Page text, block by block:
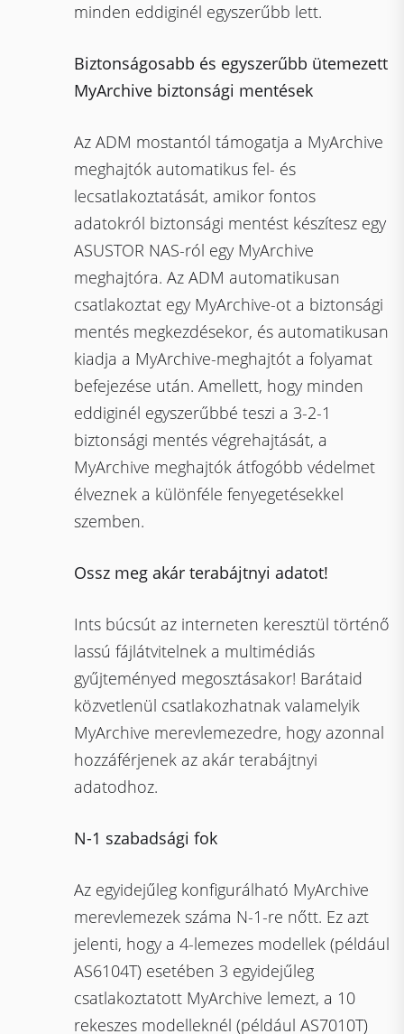
minden eddiginél egyszerűbb lett.
Biztonságosabb és egyszerűbb ütemezett
MyArchive biztonsági mentések
Az ADM mostantól támogatja a MyArchive
meghajtók automatikus fel- és
lecsatlakoztatását, amikor fontos
adatokról biztonsági mentést készítesz egy
ASUSTOR NAS-ról egy MyArchive
meghajtóra. Az ADM automatikusan
csatlakoztat egy MyArchive-ot a biztonsági
mentés megkezdésekor, és automatikusan
kiadja a MyArchive-meghajtót a folyamat
befejezése után. Amellett, hogy minden
eddiginél egyszerűbbé teszi a 3-2-1
biztonsági mentés végrehajtását, a
MyArchive meghajtók átfogóbb védelmet
élveznek a különféle fenyegetésekkel
szemben.
Ossz meg akár terabájtnyi adatot!
Ints búcsút az interneten keresztül történő
lassú fájlátvitelnek a multimédiás
gyűjteményed megosztásakor! Barátaid
közvetlenül csatlakozhatnak valamelyik
MyArchive merevlemezedre, hogy azonnal
hozzáférjenek az akár terabájtnyi
adatodhoz.
N-1 szabadsági fok
Az egyidejűleg konfigurálható MyArchive
merevlemezek száma N-1-re nőtt. Ez azt
jelenti, hogy a 4-lemezes modellek (például
AS6104T) esetében 3 egyidejűleg
csatlakoztatott MyArchive lemezt, a 10
rekeszes modelleknél (például AS7010T)